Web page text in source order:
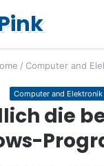
/ Computer and
Computer and Elektronik
die